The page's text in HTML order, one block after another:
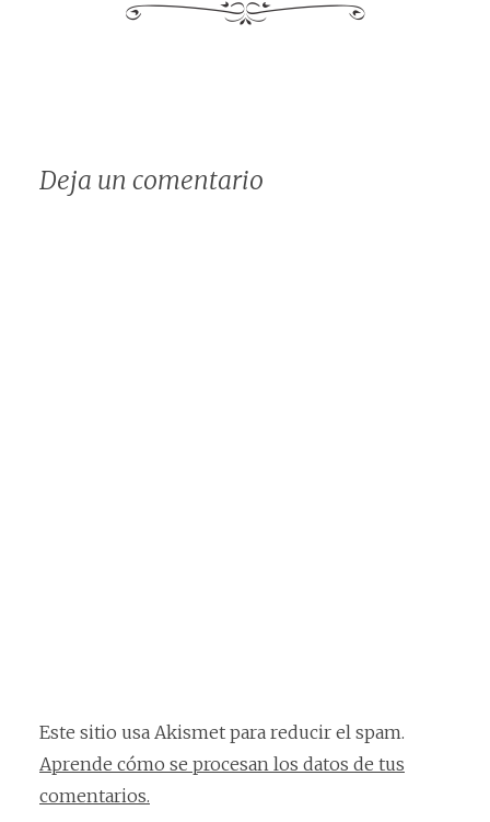
Deja un comentario
Este sitio usa Akismet para reducir el spam.
Aprende cómo se procesan los datos de tus
comentarios.